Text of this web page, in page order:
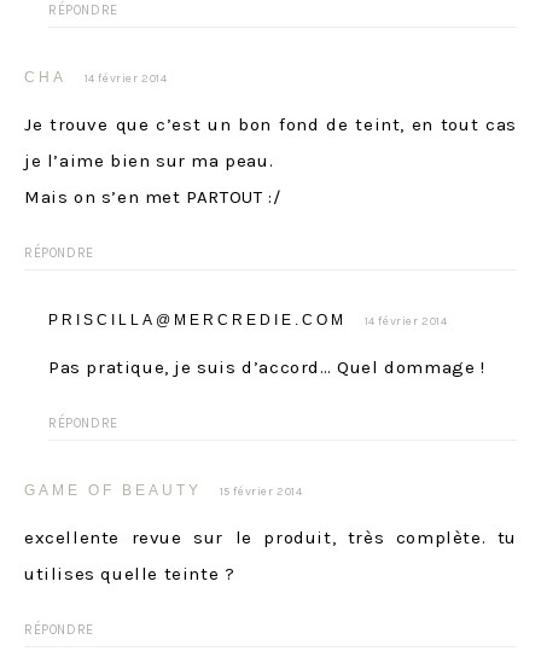
RÉPONDRE
CHA 14 février 2014
Je trouve que c’est un bon fond de teint, en tout cas
je l’aime bien sur ma peau.
Mais on s’en met PARTOUT :/
RÉPONDRE
PRISCILLA@MERCREDIE.COM 14 février 2014
Pas pratique, je suis d’accord… Quel dommage !
RÉPONDRE
GAME OF BEAUTY 15 février 2014
excellente revue sur le produit, très complète. tu
utilises quelle teinte ?
RÉPONDRE